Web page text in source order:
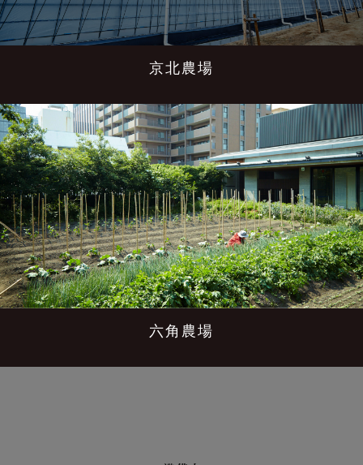
京北農場
六角農場